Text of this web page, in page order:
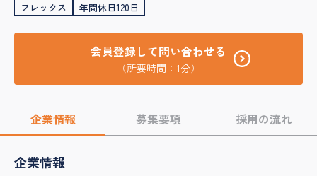
フレックス
年間休日120日
会員登録して問い合わせる
（所要時間：1分）
企業情報 募集要項 採用の流れ
企業情報